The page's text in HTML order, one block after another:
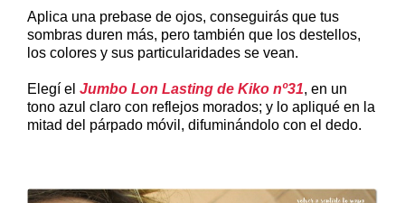
Aplica una prebase de ojos, conseguirás que tus
sombras duren más, pero también que los destellos,
los colores y sus particularidades se vean.
Elegí el Jumbo Lon Lasting de Kiko nº31, en un
tono azul claro con reflejos morados; y lo apliqué en la
mitad del párpado móvil, difuminándolo con el dedo.